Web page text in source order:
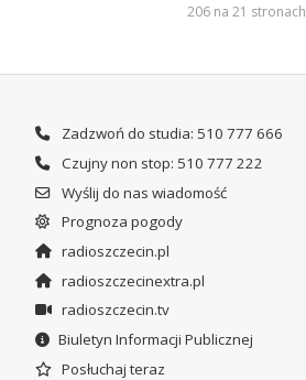
206 na 21 stronach
Zadzwoń do studia: 510 777 666
Czujny non stop: 510 777 222
Wyślij do nas wiadomość
Prognoza pogody
radioszczecin.pl
radioszczecinextra.pl
radioszczecin.tv
Biuletyn Informacji Publicznej
Posłuchaj teraz